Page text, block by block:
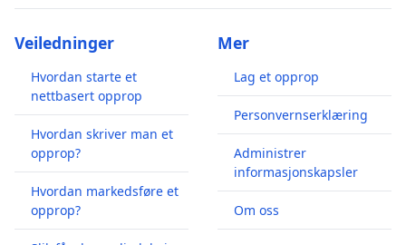
Veiledninger
Hvordan starte et
nettbasert opprop
Hvordan skriver man et
opprop?
Hvordan markedsføre et
opprop?
Mer
Lag et opprop
Personvernserklæring
Administrer
informasjonskapsler
Om oss